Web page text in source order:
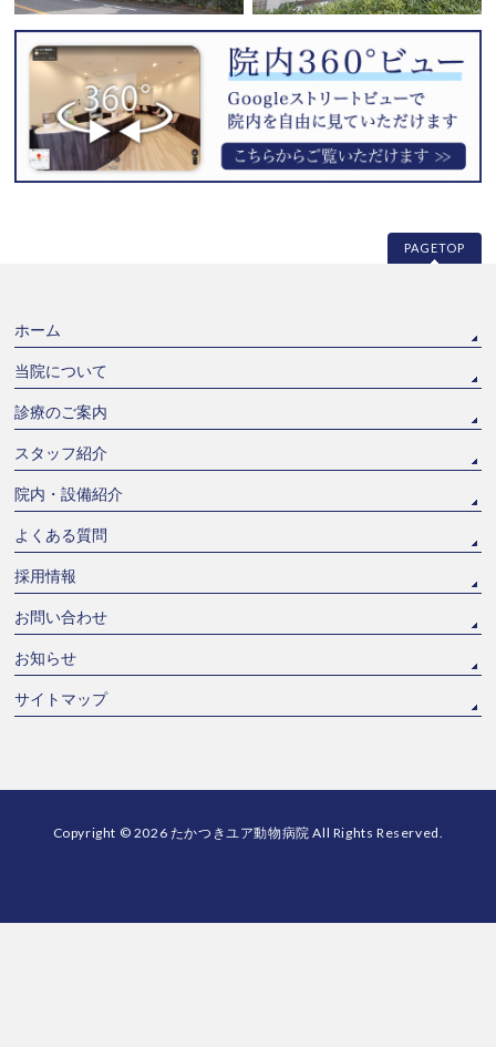
PAGETOP
ホーム
当院について
診療のご案内
スタッフ紹介
院内・設備紹介
よくある質問
採用情報
お問い合わせ
お知らせ
サイトマップ
Copyright © 2026 たかつきユア動物病院 All Rights Reserved.